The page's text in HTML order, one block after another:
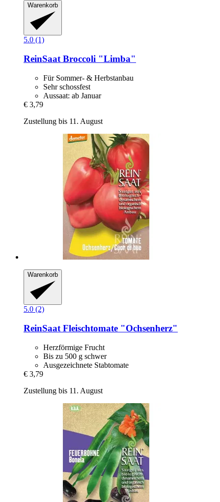
Warenkorb
5.0 (1)
ReinSaat Broccoli "Limba"
Für Sommer- & Herbstanbau
Sehr schossfest
Aussaat: ab Januar
€ 3,79
Zustellung bis 11. August
Warenkorb
5.0 (2)
ReinSaat Fleischtomate "Ochsenherz"
Herzförmige Frucht
Bis zu 500 g schwer
Ausgezeichnete Stabtomate
€ 3,79
Zustellung bis 11. August